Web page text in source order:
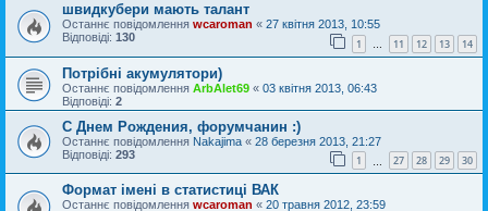
швидкубери мають талант
Останнє повідомлення wcaroman « 27 квітня 2013, 10:55
Відповіді: 130 1 … 11 12 13 14
Потрібні акумулятори)
Останнє повідомлення ArbAlet69 « 03 квітня 2013, 06:43
Відповіді: 2
С Днем Рождения, форумчанин :)
Останнє повідомлення Nakajima « 28 березня 2013, 21:27
Відповіді: 293 1 27 28 29 30
Формат імені в статистиці ВАК
Останнє повідомлення wcaroman « 20 травня 2012, 23:59